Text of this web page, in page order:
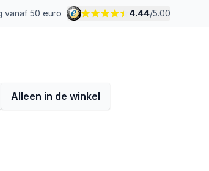
vanaf 50 euro 4.44/5.00
Alleen in de winkel